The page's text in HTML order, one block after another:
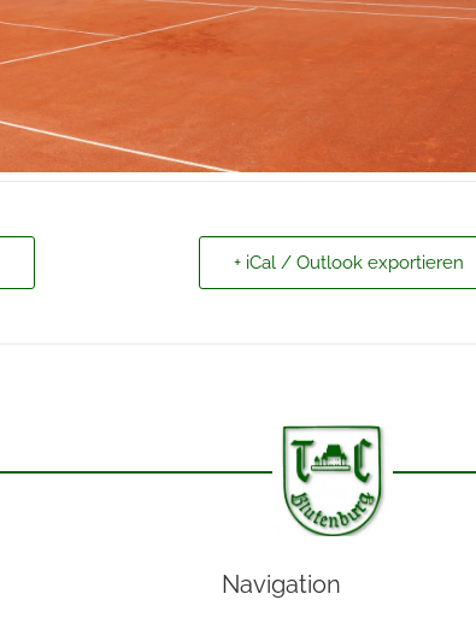
+ iCal / Outlook exportieren
Navigation